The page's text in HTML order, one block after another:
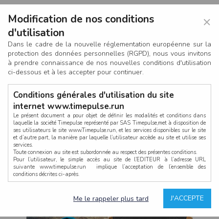
CONNEXION
×
Modification de nos conditions
d'utilisation
Dans le cadre de la nouvelle réglementation européenne sur la
protection des données personnelles (RGPD), nous vous invitons
à prendre connaissance de nos nouvelles conditions d'utilisation
ci-dessous et à les accepter pour continuer.
Conditions générales d'utilisation du site
internet www.timepulse.run
Le présent document a pour objet de définir les modalités et conditions dans
laquelle la société Timepulse représenté par SAS Timepulse,met à disposition de
ses utilisateurs le site www.Timepulse.run, et les services disponibles sur le site
et d’autre part, la manière par laquelle l’utilisateur accède au site et utilise ses
services.
Toute connexion au site est subordonnée au respect des présentes conditions.
Pour l’utilisateur, le simple accès au site de l’EDITEUR à l’adresse URL
suivante www.timepulse.run implique l’acceptation de l’ensemble des
conditions décrites ci-après.
La structure générale du site www.timepulse.run, par quelque procédé que ce
soit, sans l'autorisation préalable et par écrit de Fourcherot Mickael et/ou de ses
J'ACCEPTE
Me le rappeler plus tard